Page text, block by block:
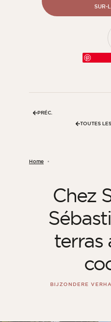
SUR-
TOUTES
PRÉC.
Home
Chez
terras
BIJZONDERE